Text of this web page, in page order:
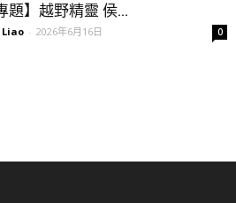
題】越野精靈 侯...
- 2026年6月16日 0